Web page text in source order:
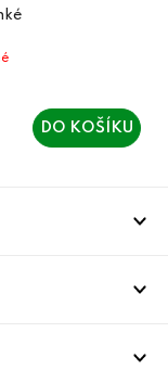
DO KOŠÍKU